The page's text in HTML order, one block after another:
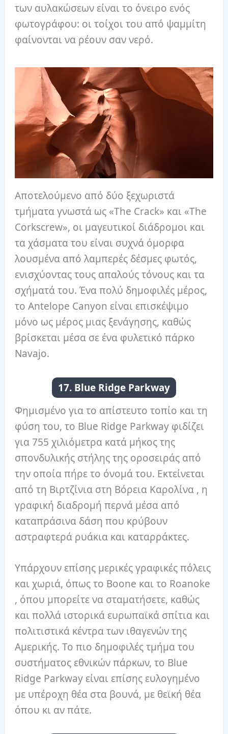
των αυλακώσεων είναι το όνειρο ενός
φωτογράφου: οι τοίχοι του από ψαμμίτη
φαίνονται να ρέουν σαν νερό.
Αποτελούμενο από δύο ξεχωριστά
τμήματα γνωστά ως «The Crack» και «The
Corkscrew», οι μαγευτικοί διάδρομοι και
τα χάσματα του είναι συχνά όμορφα
λουσμένα από λαμπερές δέσμες φωτός,
ενισχύοντας τους απαλούς τόνους και τα
σχήματά του. Ένα πολύ δημοφιλές μέρος,
το Antelope Canyon είναι επισκέψιμο
μόνο ως μέρος μιας ξενάγησης, καθώς
βρίσκεται μέσα σε ένα φυλετικό πάρκο
Navajo.
17. Blue Ridge Parkway
Φημισμένο για το απίστευτο τοπίο και τη
φύση του, το Blue Ridge Parkway φιδίζει
για 755 χιλιόμετρα κατά μήκος της
σπονδυλικής στήλης της οροσειράς από
την οποία πήρε το όνομά του. Εκτείνεται
από τη Βιρτζίνια στη Βόρεια Καρολίνα , η
γραφική διαδρομή περνά μέσα από
καταπράσινα δάση που κρύβουν
αστραφτερά ρυάκια και καταρράκτες.
Υπάρχουν επίσης μερικές γραφικές πόλεις
και χωριά, όπως το Boone και το Roanoke
, όπου μπορείτε να σταματήσετε, καθώς
και πολλά ιστορικά ευρωπαϊκά σπίτια και
πολιτιστικά κέντρα των ιθαγενών της
Αμερικής. Το πιο δημοφιλές τμήμα του
συστήματος εθνικών πάρκων, το Blue
Ridge Parkway είναι επίσης ευλογημένο
με υπέροχη θέα στα βουνά, με θεϊκή θέα
όπου κι αν πάτε.